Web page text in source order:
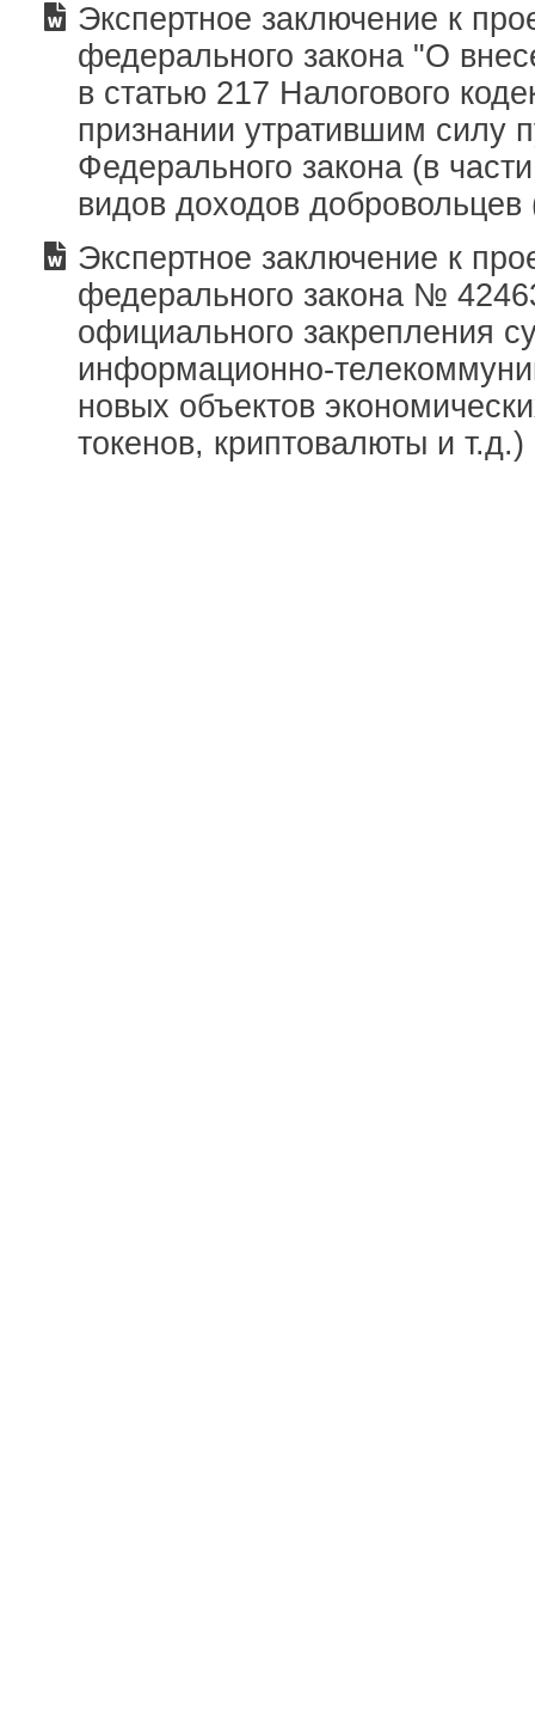
Экспертное заключение к
федерального закона "О
в статью 217 Налогового
признании утратившим силу
Федерального закона (в
видов доходов добровольцев
Экспертное заключение к
федерального закона №
официального закрепления
информационно-
новых объектов
токенов, криптовалюты и т.д.)